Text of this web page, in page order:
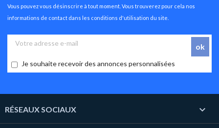
Vous pouvez vous désinscrire à tout moment. Vous trouverez pour cela nos
informations de contact dans les conditions d'utilisation du site.
Je souhaite recevoir des annonces personnalisées
RÉSEAUX SOCIAUX 